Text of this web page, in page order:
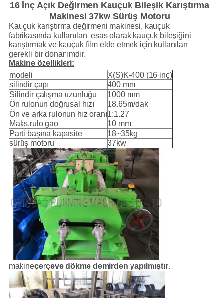
16 İnç Açık Değirmen Kauçuk Bileşik Karıştırma
Makinesi 37kw Sürüş Motoru
Kauçuk karıştırma değirmeni makinesi, kauçuk
fabrikasında kullanılan, esas olarak kauçuk bileşiğini
karıştırmak ve kauçuk film elde etmek için kullanılan
gerekli bir donanımdır.
Makine özellikleri:
modeli
X(S)K-400 (16 inç)
silindir çapı
400 mm
Silindir çalışma uzunluğu
1000 mm
Ön rulonun doğrusal hızı
18.65m/dak
Ön ve arka rulonun hız oranı1:1.27
Maks.rulo gao
10 mm
Parti başına kapasite
18~35kg
sürüş motoru
37kw
makineçerçeve dökme demirden yapılmıştır.